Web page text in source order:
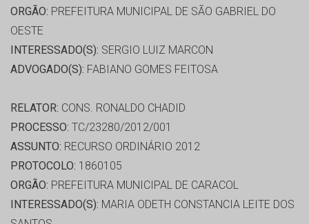
ORGÃO: PREFEITURA MUNICIPAL DE SÃO GABRIEL DO
OESTE
INTERESSADO(S): SERGIO LUIZ MARCON
ADVOGADO(S): FABIANO GOMES FEITOSA
RELATOR: CONS. RONALDO CHADID
PROCESSO: TC/23280/2012/001
ASSUNTO: RECURSO ORDINÁRIO 2012
PROTOCOLO: 1860105
ORGÃO: PREFEITURA MUNICIPAL DE CARACOL
INTERESSADO(S): MARIA ODETH CONSTANCIA LEITE DOS